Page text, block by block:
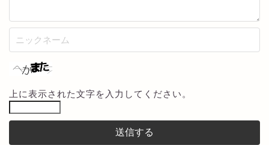
上に表示された文字を入力してください。